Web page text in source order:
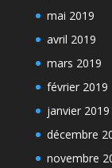
mai 2019
avril 2019
mars 2019
février 2019
janvier 2019
décembre
novembre